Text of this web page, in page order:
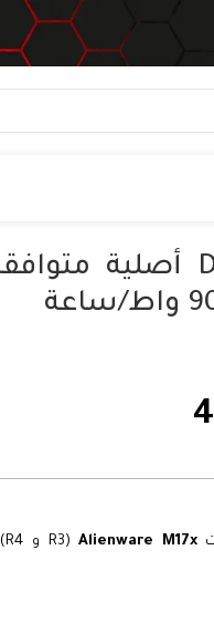
Alienware M17x(R3 و R4) – سعة